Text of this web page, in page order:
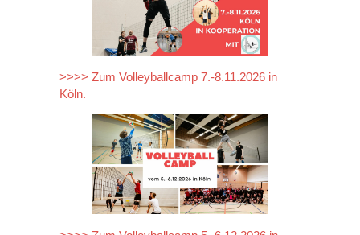
>>>> Zum Volleyballcamp 7.-8.11.2026 in
Köln.